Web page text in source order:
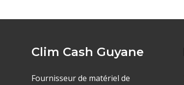
Clim Cash Guyane
Fournisseur de matériel de